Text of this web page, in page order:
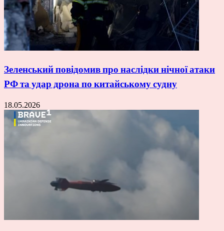
Зеленський повідомив про наслідки нічної атаки
РФ та удар дрона по китайському судну
18.05.2026